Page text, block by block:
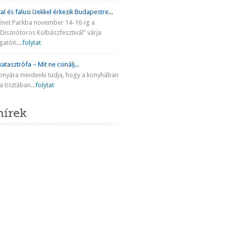
és falusi ízekkel érkezik Budapestre...
Parkba november 14-16-ig a
Kolbászfesztivál” várja
folytat
– Mit ne csinálj...
mindenki tudja, hogy a konyhában
tisztában...folytat